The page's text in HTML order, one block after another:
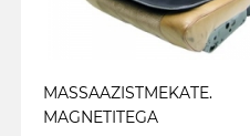
MASSAAZISTMEKATE.
MAGNETITEGA